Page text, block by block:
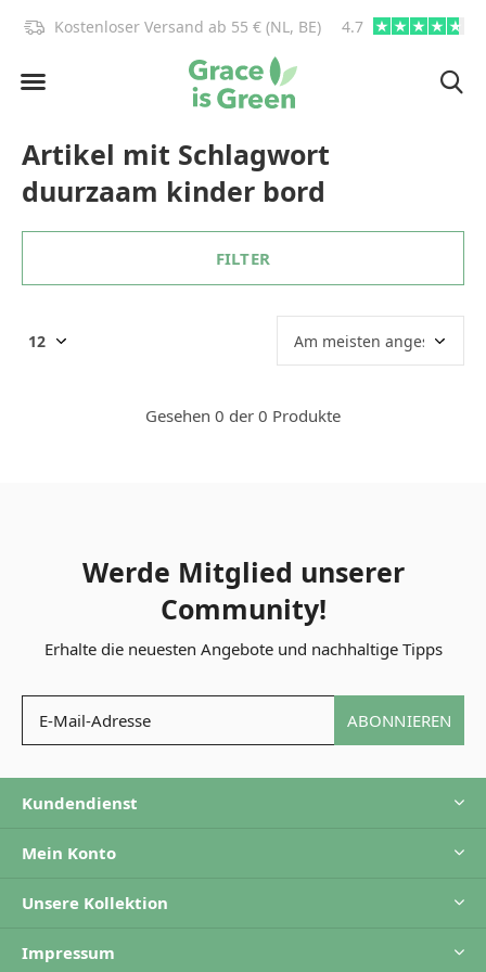
Kostenloser Versand ab 55 € (NL, BE) 4.7
Artikel mit Schlagwort
duurzaam kinder bord
FILTER
Gesehen 0 der 0 Produkte
Werde Mitglied unserer
Community!
Erhalte die neuesten Angebote und nachhaltige Tipps
ABONNIEREN
Kundendienst
Mein Konto
Unsere Kollektion
Impressum